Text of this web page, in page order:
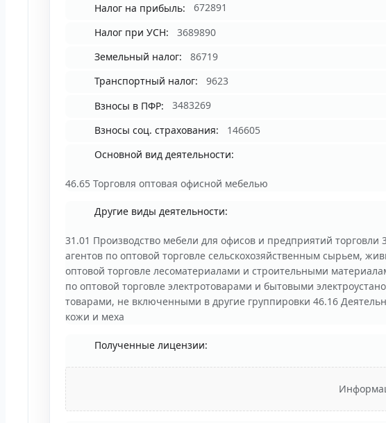
Налог на прибыль:
672891
Налог при УСН:
3689890
Земельный налог:
86719
Транспортный налог:
9623
Взносы в ПФР:
3483269
Взносы соц. страхования:
146605
Основной вид деятельности:
46.65 Торговля оптовая офисной мебелью
Другие виды деятельности:
31.01 Производство мебели для офисов и предприятий
агентов по оптовой торговле сельскохозяйственным сырьем,
оптовой торговле лесоматериалами и строительными
по оптовой торговле электротоварами и бытовыми
товарами, не включенными в другие группировки 46.16
кожи и меха
Полученные лицензии: